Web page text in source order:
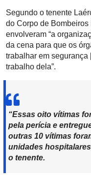
Segundo o tenente
do Corpo de
envolveram “a
da cena para que os
trabalhar em
trabalho dela”.
“Essas oito vítimas
pela perícia e
outras 10 vítimas
unidades
o tenente.